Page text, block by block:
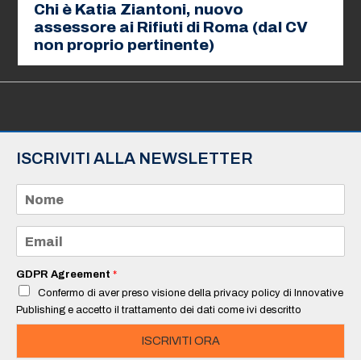
Chi è Katia Ziantoni, nuovo
assessore ai Rifiuti di Roma (dal CV
non proprio pertinente)
ISCRIVITI ALLA NEWSLETTER
m
e
a
i
*
GDPR Agreement *
Confermo di aver preso visione della privacy policy di Innovative
Publishing e accetto il trattamento dei dati come ivi descritto
ISCRIVITI ORA